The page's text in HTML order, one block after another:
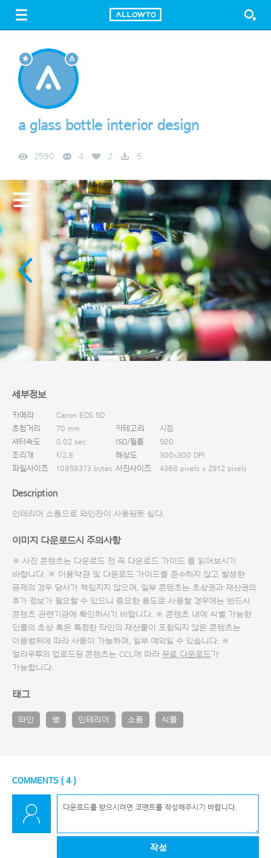
FREE DOWNLOAD
a glass bottle interior design
2590 4 2 5
세부정보
카메라
Canon EOS 5D
초첨거리
70 mm 카테고리
시점
셔터속도
0.02 sec ISO/필름
500
조리개
f/2.8 해상도
300x300 DPI
파일사이즈
10859373 bytes 사진사이즈 4368 pixels x 2912 pixels
Description
인테리어 소품으로 와인잔이 사용된듯 싶다.
이미지 다운로드시 주의사항
※ 사진 콘텐츠는 다운로드 전 꼭 다운로드 가이드 를 읽어보시기
바랍니다. ※ 이용약관 및 다운로드 가이드를 준수하지 않고 발생한
문제의 경우 당사가 책임지지 않으며, 일부 콘텐츠는 초상권과 재산권의
추가 정보가 필요할 수 있으니 중요한 용도로 사용할 경우에는 반드시
콘텐츠 관련기관에 확인하시기 바랍니다. ※ 콘텐츠 내에 식별 가능한
인물의 초상 혹은 특정한 타인의 재산물이 포함되지 않은 콘텐츠는
이용범위에 따라 사용이 가능하며, 일부 예외일 수 있습니다. ※
얼라우투의 업로드된 콘텐츠는 CCL에 따라 무료 다운로드가
가능합니다.
태그
와인 병 인테리어 소품 식물
COMMENTS ( 4)
작성